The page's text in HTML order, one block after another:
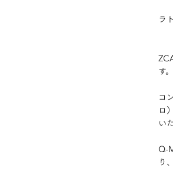
ラ
す。
コ
ロ
い
Q-
り